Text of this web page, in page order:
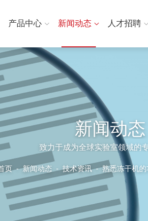
产品中心 新闻动态 人才招聘
新闻动态
致力于成为全球实验室领域的
页-新闻动态 -技术资讯 -熟悉冻干机的